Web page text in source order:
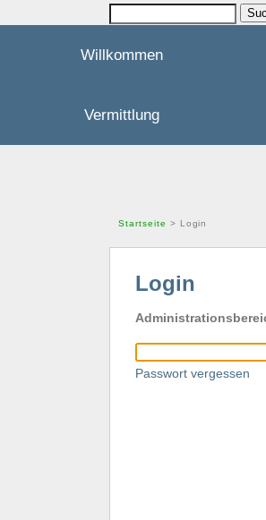
Willkommen
Vermittlung
Startseite > Login
Login
Passwort vergessen